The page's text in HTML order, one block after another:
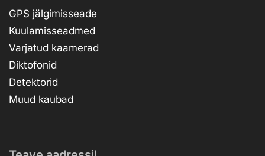
GPS jälgimisseade
Kuulamisseadmed
Varjatud kaamerad
Diktofonid
Detektorid
Muud kaubad